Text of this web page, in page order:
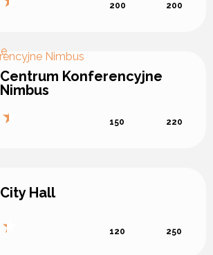
200 200
Centrum Konferencyjne
Nimbus
150 220
City Hall
120 250